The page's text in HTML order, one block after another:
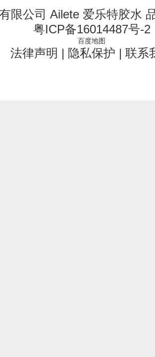
限公司 Ailete 爱乐特胶水
粤ICP备16014487号-2
百度地图
法律声明 | 隐私保护 | 联系